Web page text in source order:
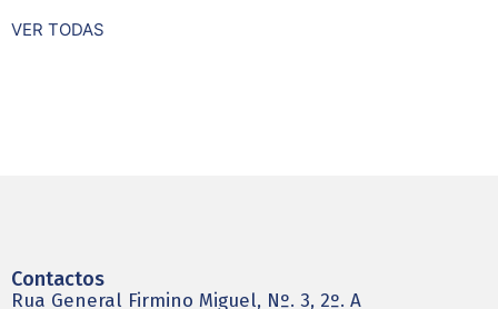
VER TODAS
Contactos
Rua General Firmino Miguel, Nº. 3, 2º. A